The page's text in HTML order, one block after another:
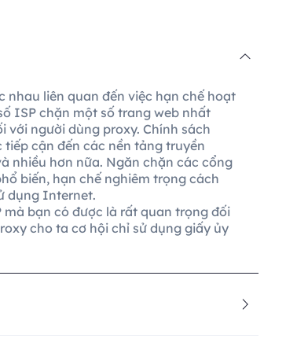
nhau liên quan đến việc hạn chế hoạt
ISP chặn một số trang web nhất
với người dùng proxy. Chính sách
cận đến các nền tảng truyền
nhiều hơn nữa. Ngăn chặn các cổng
biến, hạn chế nghiêm trọng cách
dụng Internet.
bạn có được là rất quan trọng đối
cho ta cơ hội chỉ sử dụng giấy ủy